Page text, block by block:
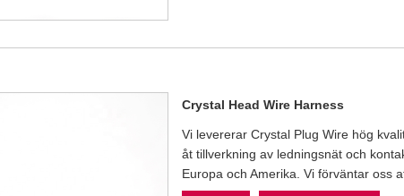
Crystal Head Wire Harness
Vi levererar Crystal Plug Wire hög
åt tillverkning av ledningsnät och
Europa och Amerika. Vi förväntar oss